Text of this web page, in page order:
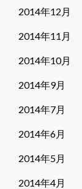
2014年12月
2014年11月
2014年10月
2014年9月
2014年7月
2014年6月
2014年5月
2014年4月